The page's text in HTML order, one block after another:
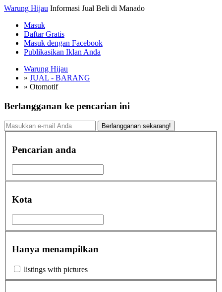
Warung Hijau Informasi Jual Beli di Manado
Masuk
Daftar Gratis
Masuk dengan Facebook
Publikasikan Iklan Anda
Warung Hijau
» JUAL - BARANG
» Otomotif
Berlangganan ke pencarian ini
Berlangganan sekarang!
Pencarian anda
Kota
Hanya menampilkan
listings with pictures